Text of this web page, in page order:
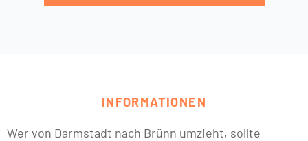
INFORMATIONEN
Wer von Darmstadt nach Brünn umzieht, sollte